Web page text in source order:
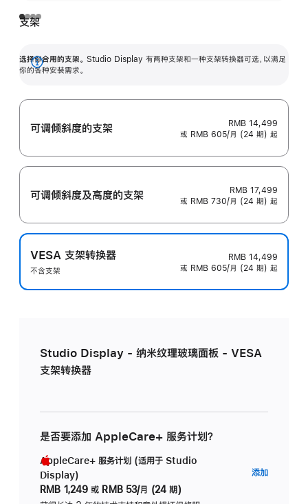
支架
选择你合用的支架。 Studio Display 有两种支架和一种支架转换器可选，以满足
你的各种安装需求。
展
可调倾斜度的支架
RMB 14,499
或 RMB 605/月 (24 期) 起
可调倾斜度及高‍度的支‍架
RMB 17,499
或 RMB 730/月 (24 期) 起
VESA 支架转换器
不含支架
RMB 14,499
或 RMB 605/月 (24 期) 起
Studio Display - 纳米纹理玻璃面板 - VESA
支架转换器
是否要添加 AppleCare+ 服务计划？
AppleCare+ 服务计划 (适用于 Studio
Display)
RMB 1,249 或 RMB 53/月 (24 期)
添加